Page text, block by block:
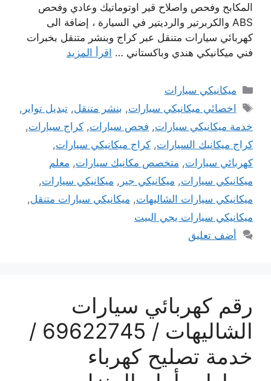
المكابح وفحص واصلاح قير اوتوماتيك وعادي وفحص
ABS والكربرتير والرديتير في السيارة ، إضافة الى
كهربائي سيارات متنقل عبر كراج وبنشر متنقل بخبرات
فني ميكانيكي هندي وباكستاني … اقرأ المزيد
التصنيفات
ميكانيكي سيارات
الوسوم
اخصائي ميكانيكي سيارات, بنشر متنقل,تبديل تواير ,
خدمة ميكانيكي سيارات, فحص سيارات, كراج سيارات,
كراج ميكانيك السيارات, كراج ميكانيكي سيارات,
كهربائي سيارات, متخصص مكانيك سيارات, معلم
ميكانيكي سيارات, ميكانيكي جير , ميكانيكي سيارات,
ميكانيكي سيارات الشاليهات, ميكانيكي سيارات متنقل,
ميكانيكي سيارات يجي البيت
أضف تعليق
رقم كهربائي سيارات
الشاليهات / 69622745 /
خدمة تصليح كهرباء